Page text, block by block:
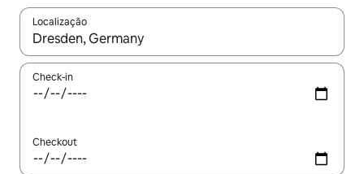
Localização
Quando os resultados estiverem disponíveis, explore-os
Check-in
Checkout